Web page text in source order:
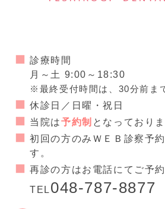
診療時間
月～土 9:00～18:30
※最終受付時間は、30分前ま
休診日／日曜・祝日
当院は予約制 となっておりま
初回の方のみＷＥＢ診察予
す。
再診の方はお電話にてご予約
TEL 048-787-8877